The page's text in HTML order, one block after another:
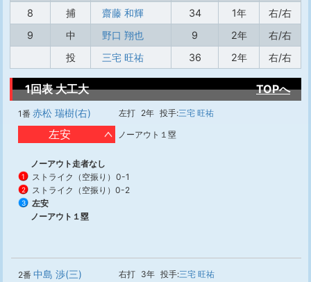
8
捕 齋藤 和輝 34 1年
右/右
9
中 野口 翔也 9 2年
右/右
投
三宅 旺祐 36 2年 右/右
1回表 大工大 TOPへ
1番 赤松 瑞樹(右) 左打 2年 投手:三宅 旺祐
左安 ノーアウト１塁
ノーアウト走者なし
1 ストライク（空振り） 0-1
2 ストライク（空振り） 0-2
3
左安
ノーアウト１塁
2番 中島 渉(三) 右打 3年 投手:三宅 旺祐